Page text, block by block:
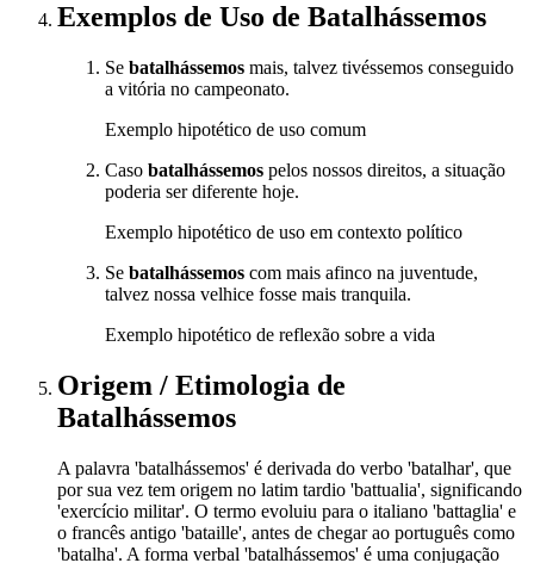
Exemplos de Uso de Batalhássemos
Se batalhássemos mais, talvez tivéssemos conseguido
a vitória no campeonato.
Exemplo hipotético de uso comum
Caso batalhássemos pelos nossos direitos, a situação
poderia ser diferente hoje.
Exemplo hipotético de uso em contexto político
Se batalhássemos com mais afinco na juventude,
talvez nossa velhice fosse mais tranquila.
Exemplo hipotético de reflexão sobre a vida
Origem / Etimologia de
Batalhássemos
A palavra 'batalhássemos' é derivada do verbo 'batalhar', que
por sua vez tem origem no latim tardio 'battualia', significando
'exercício militar'. O termo evoluiu para o italiano 'battaglia' e
o francês antigo 'bataille', antes de chegar ao português como
'batalha'. A forma verbal 'batalhássemos' é uma conjugação